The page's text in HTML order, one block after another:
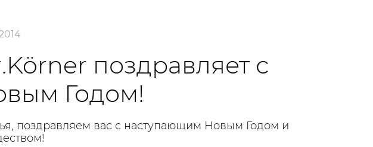
поздравляет с
Годом!
поздравляем вас с наступающим Новым Годом и